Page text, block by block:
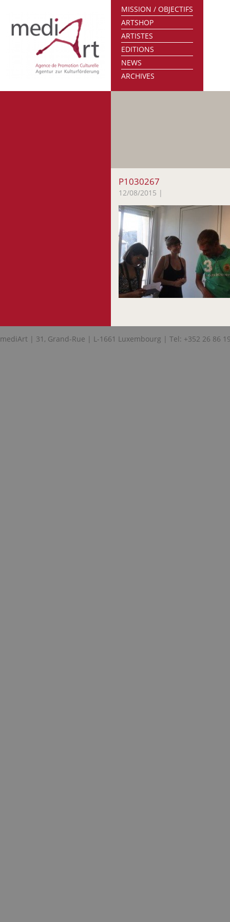
MISSION / OBJECTIFS
ARTSHOP
ARTISTES
EDITIONS
NEWS
ARCHIVES
P1030267
12/08/2015 |
mediArt | 31, Grand-Rue | L-1661 Luxembourg | Tel: +352 26 86